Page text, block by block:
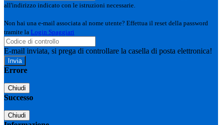
all'indirizzo indicato con le istruzioni necessarie.
Non hai una e-mail associata al nome utente? Effettua il reset della password
tramite la Login Spaggiari
E-mail inviata, si prega di controllare la casella di posta elettronica!
Errore
Chiudi
Successo
Chiudi